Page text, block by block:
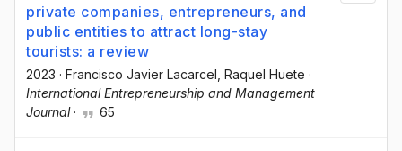
private companies, entrepreneurs, and
public entities to attract long-stay
tourists: a review
2023 · Francisco Javier Lacarcel , Raquel Huete ·
International Entrepreneurship and Management
Journal· 65